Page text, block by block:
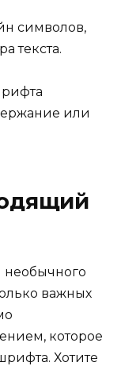
символов,
текста.
или
необычного
важных
которое
Хотите